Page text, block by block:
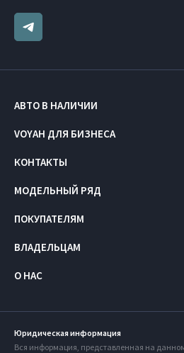
АВТО В НАЛИЧИИ
VOYAH ДЛЯ БИЗНЕСА
КОНТАКТЫ
МОДЕЛЬНЫЙ РЯД
ПОКУПАТЕЛЯМ
ВЛАДЕЛЬЦАМ
О НАС
Юридическая информация
Вся информация, представленная на